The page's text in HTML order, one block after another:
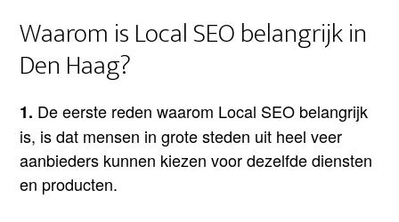
Waarom is Local SEO belangrijk in
Den Haag?
1. De eerste reden waarom Local SEO belangrijk
is, is dat mensen in grote steden uit heel veer
aanbieders kunnen kiezen voor dezelfde diensten
en producten.